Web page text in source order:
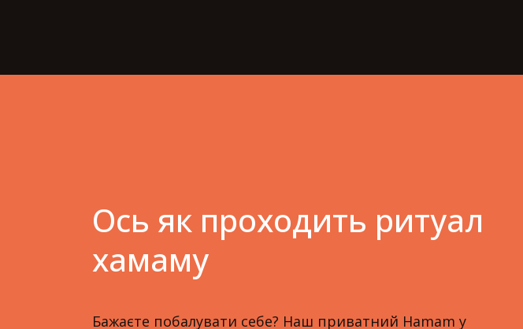
Ось як проходить ритуал
хамаму
Бажаєте побалувати себе? Наш приватний Hamam у